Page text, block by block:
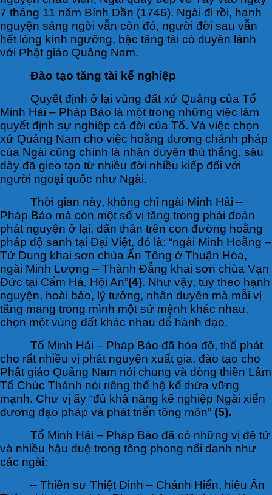
7 tháng 11 năm Bính Dần (1746). Ngài đi rồi, hạnh
nguyện sáng ngời vẫn còn đó, người đời sau vẫn
hết lòng kính ngưỡng, bậc tăng tài có duyên lành
với Phật giáo Quảng Nam.
Đào tạo tăng tài kế nghiệp
Quyết định ở lại vùng đất xứ Quảng của Tổ
Minh Hải – Pháp Bảo là một trong những việc làm
quyết định sự nghiệp cả đời của Tổ. Và việc chọn
xứ Quảng Nam cho việc hoằng dương chánh pháp
của Ngài cũng chính là nhân duyên thù thắng, sâu
dày đã gieo tạo từ nhiều đời nhiều kiếp đối với
người ngoại quốc như Ngài.
Thời gian này, không chỉ ngài Minh Hải –
Pháp Bảo mà còn một số vị tăng trong phái đoàn
phát nguyện ở lại, dấn thân trên con đường hoằng
pháp độ sanh tại Đại Việt, đó là: “ngài Minh Hoằng –
Tử Dung khai sơn chùa Ấn Tông ở Thuận Hóa,
ngài Minh Lượng – Thành Đẳng khai sơn chùa Vạn
Đức tại Cẩm Hà, Hội An”(4). Như vậy, tùy theo hạnh
nguyện, hoài bảo, lý tưởng, nhân duyên mà mỗi vị
tăng mang trong mình một sứ mệnh khác nhau,
chọn một vùng đất khác nhau để hành đạo.
Tổ Minh Hải – Pháp Bảo đã hóa độ, thế phát
cho rất nhiều vị phát nguyện xuất gia, đào tạo cho
Phật giáo Quảng Nam nói chung và dòng thiền Lâm
Tế Chúc Thánh nói riêng thế hệ kế thừa vững
mạnh. Chư vị ấy “đủ khả năng kế nghiệp Ngài xiển
dương đạo pháp và phát triển tông môn” (5).
Tổ Minh Hải – Pháp Bảo đã có những vị đệ tử
và nhiều hậu duệ trong tông phong nổi danh như
các ngài:
– Thiền sư Thiệt Dinh – Chánh Hiển, hiệu Ân